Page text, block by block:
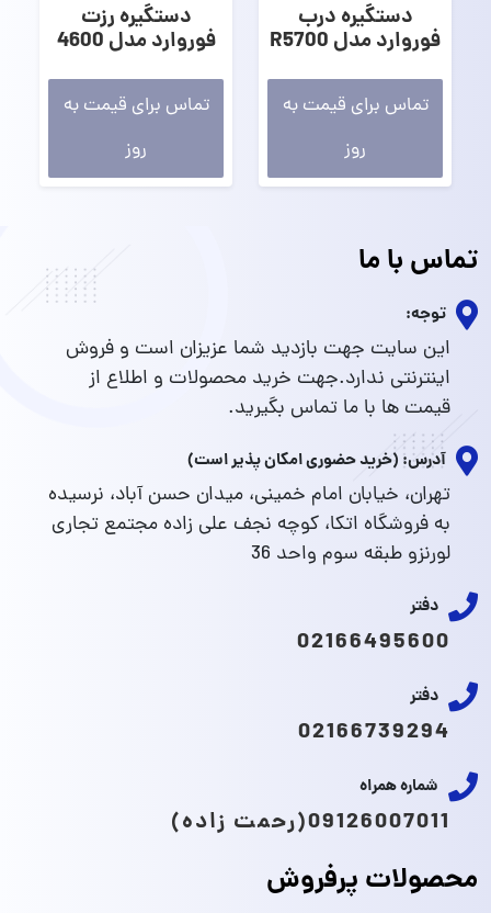
دستگیره درب
فوروارد مدل R5700
تماس برای قیمت به
روز
دستگیره رزت
فوروارد مدل 4600
تماس برای قیمت به
روز
تماس با ما
توجه:
این سایت جهت بازدید شما عزیزان است و فروش
اینترنتی ندارد.جهت خرید محصولات و اطلاع از
قیمت ها با ما تماس بگیرید.
آدرس: (خرید حضوری امکان پذیر است)
تهران، خیابان امام خمینی، میدان حسن آباد، نرسیده
به فروشگاه اتکا، کوچه نجف علی زاده مجتمع تجاری
لورنزو طبقه سوم واحد 36
دفتر
02166495600
دفتر
02166739294
شماره همراه
09126007011(رحمت زاده)
محصولات پرفروش